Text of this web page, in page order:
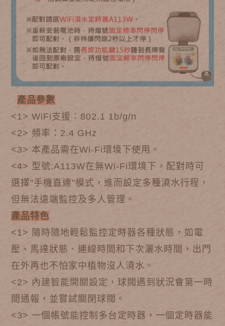
產品參數
<1>WiFi支援：802.1 1b/g/n
<2>頻率：2.4 GHz
<3> 本產品需在Wi-Fi環境下使用。
<4> 型號:A113W在無Wi-Fi環境下，配對時可
選擇"手機直連"模式，進而設定多種澆水行程，
但無法遠端監控及多人管理。
產品特色
<1> 隨時隨地輕鬆監控定時器各種狀態，如電
壓、馬達狀態、連線時間和下次灑水時間，出門
在外再也不怕家中植物沒人澆水。
<2> 內建智能開關設定，球閥遇到狀況會第一時
間通報，並嘗試關閉球閥。
<3> 一個帳號能控制多台定時器，一個定時器能